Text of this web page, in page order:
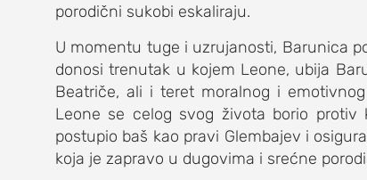
kolumna
sdl
porodični sukobi eskaliraju.
U momentu tuge i uzrujanosti, Barunica
donosi trenutak u kojem Leone, ubija
Beatriče, ali i teret moralnog i
Leone se celog svog života borio
postupio baš kao pravi Glembajev i
koja je zapravo u dugovima i srećne